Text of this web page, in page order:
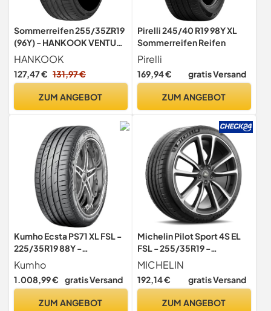
Sommerreifen 255/35ZR19
(96Y) - HANKOOK VENTUS
S1 EVO4 K137 XL - C/A/71
HANKOOK
127,47 € 131,97 €
ZUM ANGEBOT
Pirelli 245/40 R19 98Y XL
Sommerreifen Reifen
Pirelli
169,94 € gratis Versand
ZUM ANGEBOT
Kumho Ecsta PS71 XL FSL -
225/35R19 88Y -
Sommerreifen
Kumho
1.008,99 € gratis Versand
ZUM ANGEBOT
Michelin Pilot Sport 4S EL
FSL - 255/35R19 -
Sommerreifen
MICHELIN
192,14 € gratis Versand
ZUM ANGEBOT